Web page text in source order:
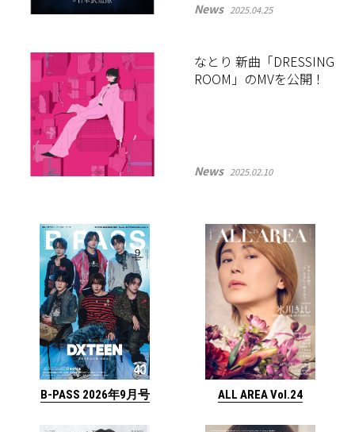
News 2025.04.25
なとり 新曲「DRESSING
ROOM」のMVを公開！
News 2025.02.10
B-PASS 2026年9月号 ALL AREA Vol.24